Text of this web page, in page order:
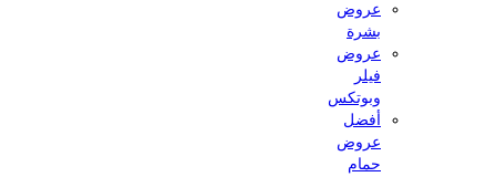
عروض
بشرة
عروض
وبوتكس
أفضل
عروض
حمام